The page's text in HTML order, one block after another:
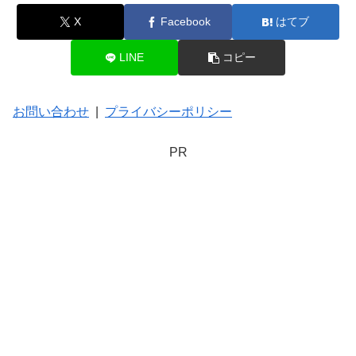
X Facebook はてブ
LINE コピー
お問い合わせ プライバシーポリシー
PR